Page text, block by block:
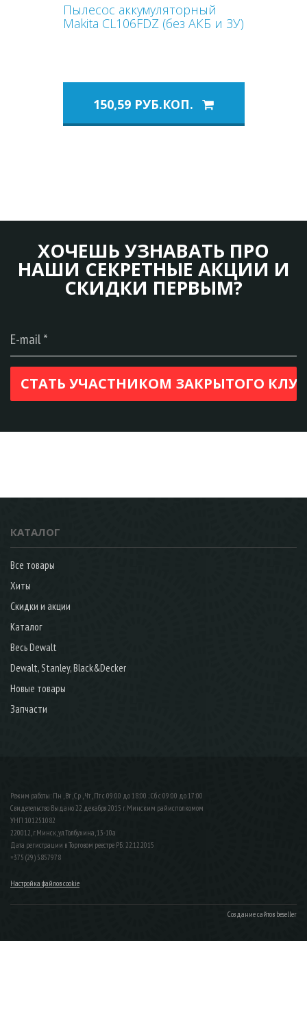
Пылесос аккумуляторный
Makita CL106FDZ (без АКБ и ЗУ)
150,59 РУБ.КОП.
ХОЧЕШЬ УЗНАВАТЬ ПРО
НАШИ СЕКРЕТНЫЕ АКЦИИ И
СКИДКИ ПЕРВЫМ?
КАТАЛОГ
Все товары
Хиты
Скидки и акции
Каталог
Весь Dewalt
Dewalt, Stanley, Black&Decker
Новые товары
Запчасти
Режим работы: Пн , Вт , Ср , Чт , Пт c 09:00 до 18:00 ; Сб c 09:00 до 17:00
Свидетельство Выдано 22 декабря 2015 г. Минским райисполкомом
УНП 101251082
220012, г.Минск, ул.Толбухина, 13-10а
Дата регистрации в Торговом реестре РБ: 22.12.2015
+375 (29) 5857978
Настройка файлов cookie
Создание сайтов beseller